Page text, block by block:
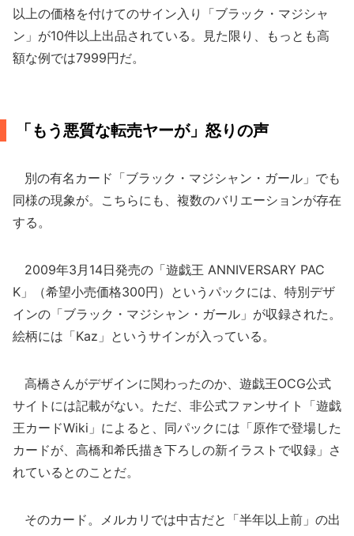
以上の価格を付けてのサイン入り「ブラック・マジシャ
ン」が10件以上出品されている。見た限り、もっとも高
額な例では7999円だ。
「もう悪質な転売ヤーが」怒りの声
別の有名カード「ブラック・マジシャン・ガール」でも
同様の現象が。こちらにも、複数のバリエーションが存在
する。
2009年3月14日発売の「遊戯王 ANNIVERSARY PAC
K」（希望小売価格300円）というパックには、特別デザ
インの「ブラック・マジシャン・ガール」が収録された。
絵柄には「Kaz」というサインが入っている。
高橋さんがデザインに関わったのか、遊戯王OCG公式
サイトには記載がない。ただ、非公式ファンサイト「遊戯
王カードWiki」によると、同パックには「原作で登場した
カードが、高橋和希氏描き下ろしの新イラストで収録」さ
れているとのことだ。
そのカード。メルカリでは中古だと「半年以上前」の出